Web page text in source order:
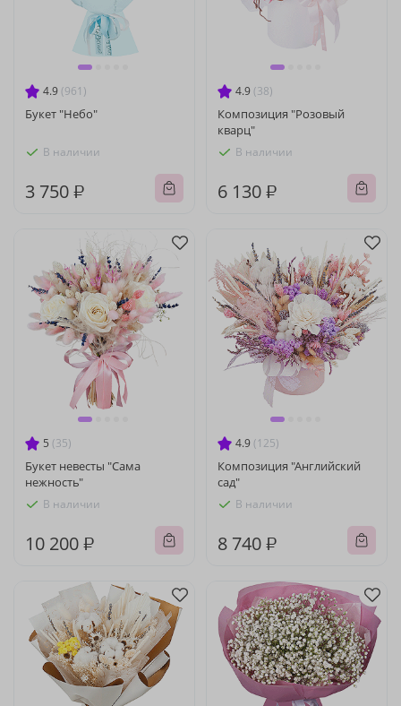
4.9 (961)
Букет "Небо"
В наличии
3 750 ₽
4.9 (38)
Композиция "Розовый
кварц"
В наличии
6 130 ₽
5 (35)
Букет невесты "Сама
нежность"
В наличии
10 200 ₽
4.9 (125)
Композиция "Английский
сад"
В наличии
8 740 ₽